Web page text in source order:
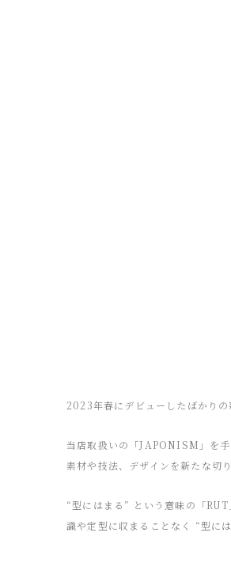
2023年春にデビューしたばかり
当店取扱いの「JAPONISM」を
素材や技法、デザインを新たな切
“型にはまる” という意味の「
識や定型に収まることなく “型に